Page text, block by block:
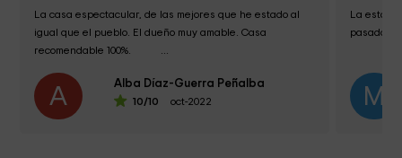
La casa espectacular, de las mejores que he estado al
igual que el pueblo. El dueño muy amable. Casa
recomendable 100%.           ...
A Alba Díaz-Guerra Peñalba
10/10 oct-2022
La
pasada.
facilitó...
M